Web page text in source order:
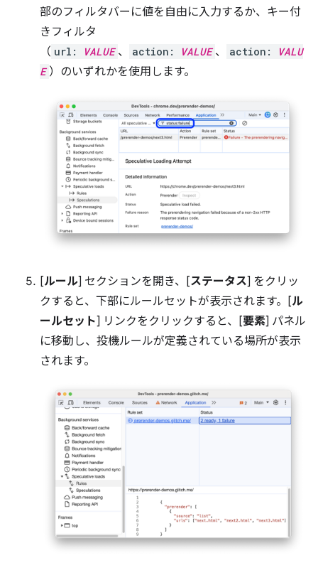
部のフィルタバーに値を自由に入力するか、キー付
きフィルタ
（ url: VALUE 、 action: VALUE 、 action:
VALU
E ）のいずれかを使用します。
[ルール] セクションを開き、[ステータス] をクリッ
クすると、下部にルールセットが表示されます。[ル
ールセット] リンクをクリックすると、[要素] パネル
に移動し、投機ルールが定義されている場所が表示
されます。